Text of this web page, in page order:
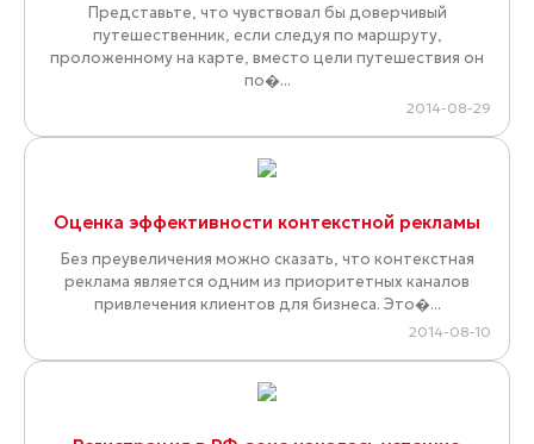
Представьте, что чувствовал бы доверчивый
путешественник, если следуя по маршруту,
проложенному на карте, вместо цели путешествия он
по�...
2014-08-29
Оценка эффективности контекстной рекламы
Без преувеличения можно сказать, что контекстная
реклама является одним из приоритетных каналов
привлечения клиентов для бизнеса. Это�...
2014-08-10